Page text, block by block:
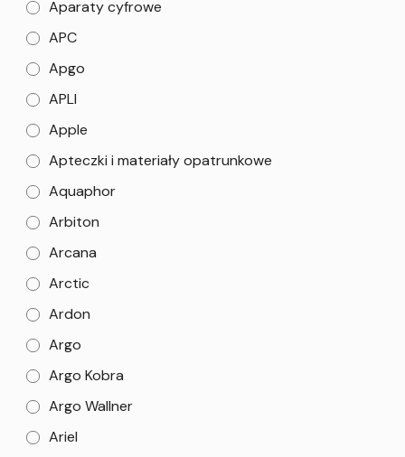
Aparaty cyfrowe
APC
Apgo
APLI
Apple
Apteczki i materiały opatrunkowe
Aquaphor
Arbiton
Arcana
Arctic
Ardon
Argo
Argo Kobra
Argo Wallner
Ariel